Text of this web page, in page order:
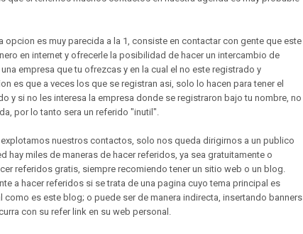
opcion es muy parecida a la 1, consiste en contactar con gente que este
en internet y ofrecerle la posibilidad de hacer un intercambio de
empresa que tu ofrezcas y en la cual el no este registrado y
es que a veces los que se registran asi, solo lo hacen para tener el
y si no les interesa la empresa donde se registraron bajo tu nombre, no
por lo tanto sera un referido "inutil".
explotamos nuestros contactos, solo nos queda dirigirnos a un publico
hay miles de maneras de hacer referidos, ya sea gratuitamente o
referidos gratis, siempre recomiendo tener un sitio web o un blog.
a hacer referidos si se trata de una pagina cuyo tema principal es
como es este blog; o puede ser de manera indirecta, insertando banners
con su refer link en su web personal.